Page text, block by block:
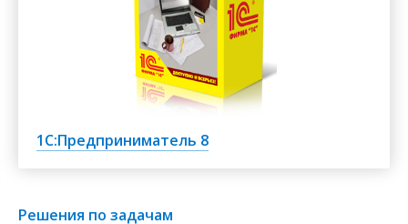
1С:Предприниматель 8
Решения по задачам